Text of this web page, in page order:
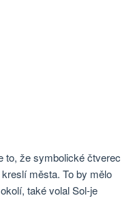
to, že symbolické čtverec
města. To by mělo
také volal Sol-je